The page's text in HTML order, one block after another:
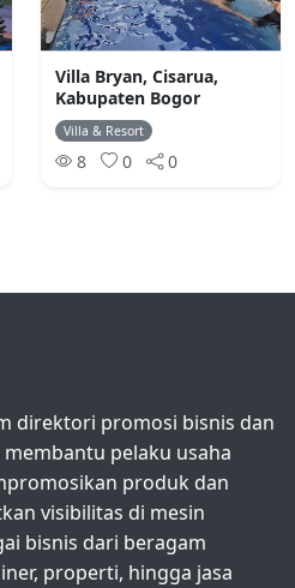
Villa Bryan, Cisarua,
Kabupaten Bogor
Villa & Resort
8 0 0
direktori promosi bisnis dan
pelaku usaha
produk dan
visibilitas di mesin
bisnis dari beragam
properti, hingga jasa